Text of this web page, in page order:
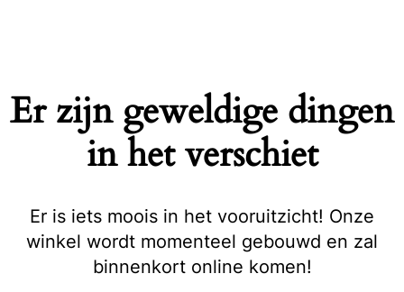
Er zijn geweldige dingen
in het verschiet
Er is iets moois in het vooruitzicht! Onze
winkel wordt momenteel gebouwd en zal
binnenkort online komen!